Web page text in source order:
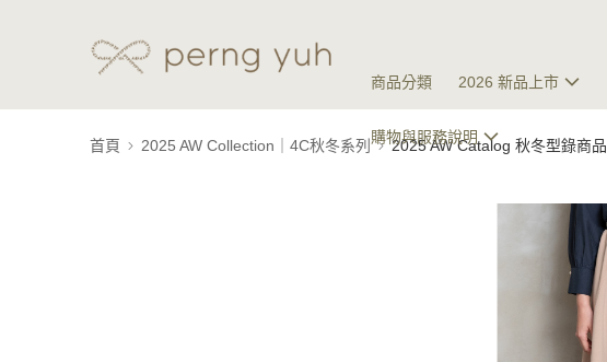
商品分類 2026 新品上市
購物與服務說明
首頁 2025 AW Collection｜4C秋冬系列 2025 AW Catalog 秋冬型錄商品